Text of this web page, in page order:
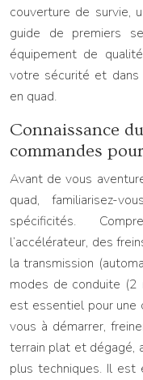
couverture de survie,
guide de premiers
équipement de
votre sécurité et
en quad.
Connaissance
commandes
Avant de vous
quad, familiarisez-
spécificités.
l’accélérateur, des
la transmission
modes de conduite (2
est essentiel pour une
vous à démarrer,
terrain plat et dégagé,
plus techniques. Il est